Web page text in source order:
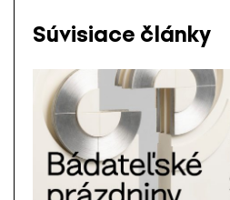
Súvisiace články